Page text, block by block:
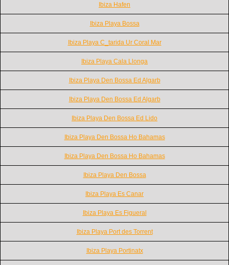
Ibiza Hafen
Ibiza Playa Bossa
Ibiza Playa C_tarida Ur Coral Mar
Ibiza Playa Cala Llonga
Ibiza Playa Den Bossa Ed Algarb
Ibiza Playa Den Bossa Ed Algarb
Ibiza Playa Den Bossa Ed Lido
Ibiza Playa Den Bossa Ho Bahamas
Ibiza Playa Den Bossa Ho Bahamas
Ibiza Playa Den Bossa
Ibiza Playa Es Canar
Ibiza Playa Es Figueral
Ibiza Playa Port des Torrent
Ibiza Playa Portinatx